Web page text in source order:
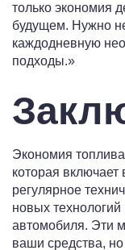
только экономия
будущем. Нужно
каждодневную
подходы.»
Экономия
которая
регулярное
новых
автомобиля. Эти
ваши средства,